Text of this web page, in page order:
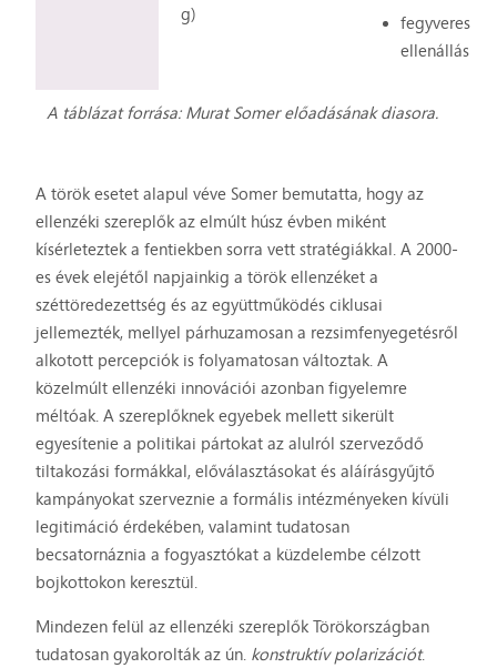
g)
fegyveres
ellenállás
A táblázat forrása: Murat Somer előadásának diasora.
A török esetet alapul véve Somer bemutatta, hogy az
ellenzéki szereplők az elmúlt húsz évben miként
kísérleteztek a fentiekben sorra vett stratégiákkal. A 2000-
es évek elejétől napjainkig a török ellenzéket a
széttöredezettség és az együttműködés ciklusai
jellemezték, mellyel párhuzamosan a rezsimfenyegetésről
alkotott percepciók is folyamatosan változtak. A
közelmúlt ellenzéki innovációi azonban figyelemre
méltóak. A szereplőknek egyebek mellett sikerült
egyesítenie a politikai pártokat az alulról szerveződő
tiltakozási formákkal, előválasztásokat és aláírásgyűjtő
kampányokat szerveznie a formális intézményeken kívüli
legitimáció érdekében, valamint tudatosan
becsatornáznia a fogyasztókat a küzdelembe célzott
bojkottokon keresztül.
Mindezen felül az ellenzéki szereplők Törökországban
tudatosan gyakorolták az ún. konstruktív polarizációt.